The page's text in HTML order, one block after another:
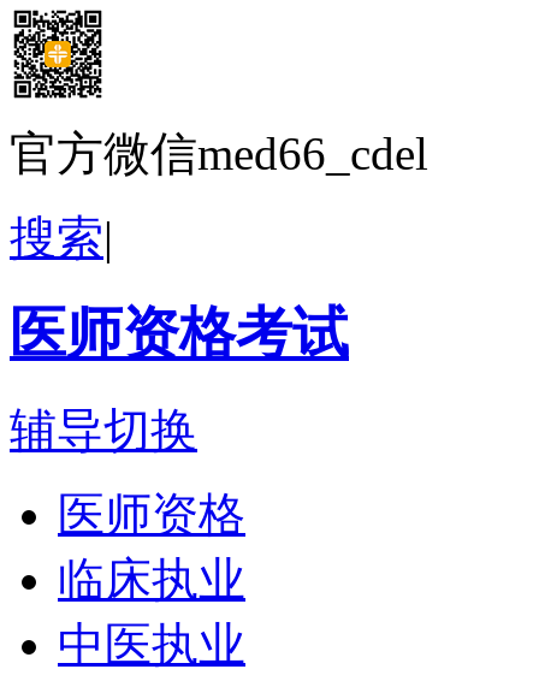
官方微信med66_cdel
搜索|
医师资格考试
辅导切换
医师资格
临床执业
中医执业